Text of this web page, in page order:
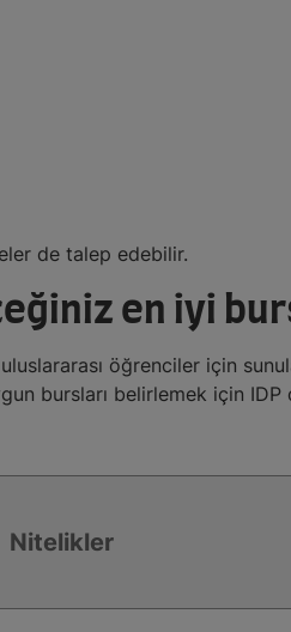
de talep edebilir.
en iyi
öğrenciler için
bursları belirlemek için IDP
Nitelikler